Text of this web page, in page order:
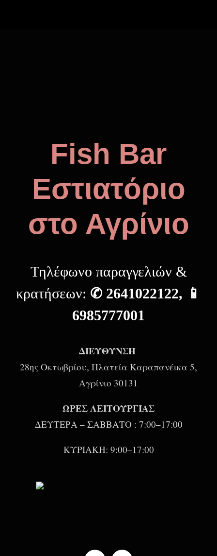
Fish Bar
Εστιατόριο
στο Αγρίνιο
Τηλέφωνο παραγγελιών &
κρατήσεων: ✆ 2641022122, 📱
6985777001
ΔΙΕΥΘΥΝΣΗ
28ης Οκτωβρίου, Πλατεία Καραπανέικα 5,
Αγρίνιο 30131
ΩΡΕΣ ΛΕΙΤΟΥΡΓΙΑΣ
ΔΕΥΤΕΡΑ – ΣΑΒΒΑΤΟ : 7:00–17:00
ΚΥΡΙΑΚΗ: 9:00–17:00